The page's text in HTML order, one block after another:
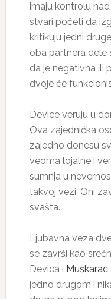
imaju kontrolu
stvari početi da
kritikuju jedni
oba partnera dele
da je negativna ili
dvoje će
Device veruju u
Ova zajednička
zajedno donesu
veoma lojalne i
sumnja u
takvoj vezi. Oni
svašta.
Ljubavna veza
se završi kao
Devica i
jedno drugom i